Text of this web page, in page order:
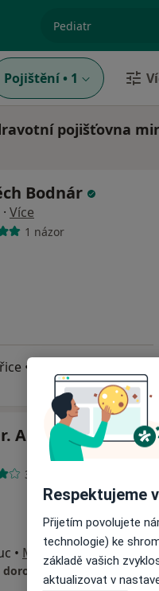
Pojištění • 1
pojišťovna
Bodnár
· Více
1 názor
•
Alena Poučová
31 názorů
• Mapa
Respektujeme
Přijetím povolujete
technologie) ke
základě vašich
aktualizovat v